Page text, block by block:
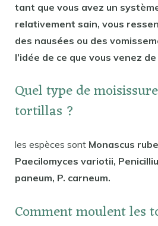
tant que vous avez un
relativement sain, vous
des nausées ou des
l’idée de ce que vous venez
Quel type de
tortillas ?
les espèces sont Monascus
Paecilomyces variotii,
paneum, P. carneum.
Comment moulent les